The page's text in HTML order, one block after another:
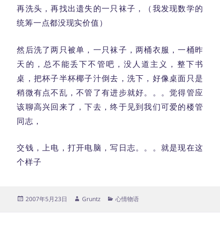
再洗头，再找出遗失的一只袜子，（我发现数学的
统筹一点都没现实价值）
然后洗了两只被单，一只袜子，两桶衣服，一桶昨
天的，总不能丢下不管吧，没人道主义，整下书
桌，把杯子半杯椰子汁倒去，洗下，好像桌面只是
稍微有点不乱，不管了有进步就好。。。觉得管应
该聊高兴回来了，下去，终于见到我们可爱的楼管
同志，
交钱，上电，打开电脑，写日志。。。就是现在这
个样子
发
2007年5月23日
作
Gruntz
分
心情物语